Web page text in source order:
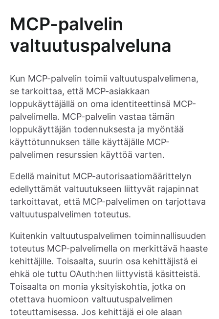
MCP-palvelin
valtuutuspalveluna
Kun MCP-palvelin toimii valtuutuspalvelimena,
se tarkoittaa, että MCP-asiakkaan
loppukäyttäjällä on oma identiteettinsä MCP-
palvelimella. MCP-palvelin vastaa tämän
loppukäyttäjän todennuksesta ja myöntää
käyttötunnuksen tälle käyttäjälle MCP-
palvelimen resurssien käyttöä varten.
Edellä mainitut MCP-autorisaatiomäärittelyn
edellyttämät valtuutukseen liittyvät rajapinnat
tarkoittavat, että MCP-palvelimen on tarjottava
valtuutuspalvelimen toteutus.
Kuitenkin valtuutuspalvelimen toiminnallisuuden
toteutus MCP-palvelimella on merkittävä haaste
kehittäjille. Toisaalta, suurin osa kehittäjistä ei
ehkä ole tuttu OAuth:hen liittyvistä käsitteistä.
Toisaalta on monia yksityiskohtia, jotka on
otettava huomioon valtuutuspalvelimen
toteuttamisessa. Jos kehittäjä ei ole alaan